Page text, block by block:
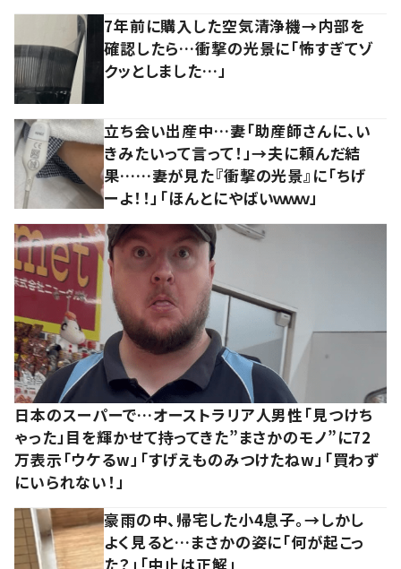
7年前に購入した空気清浄機→内部を
確認したら…衝撃の光景に「怖すぎてゾ
クッとしました…」
立ち会い出産中…妻「助産師さんに、い
きみたいって言って！」→夫に頼んだ結
果……妻が見た『衝撃の光景』に「ちげ
ーよ！！」「ほんとにやばいｗｗｗ」
日本のスーパーで…オーストラリア人男性「見つけち
ゃった」目を輝かせて持ってきた”まさかのモノ”に72
万表示「ウケるw」「すげえものみつけたねw」「買わず
にいられない！」
豪雨の中、帰宅した小4息子。→しかし
よく見ると…まさかの姿に「何が起こっ
た？」「中止は正解」